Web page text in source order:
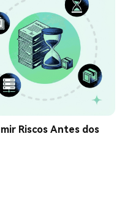
Riscos Antes dos